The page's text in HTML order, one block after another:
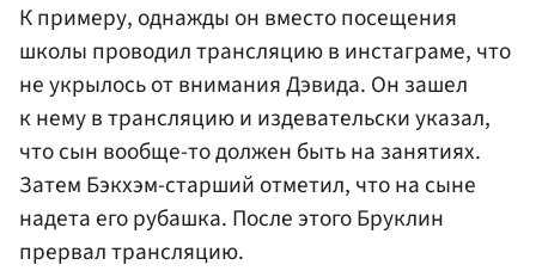
К примеру, однажды он вместо посещения
школы проводил трансляцию в инстаграме, что
не укрылось от внимания Дэвида. Он зашел
к нему в трансляцию и издевательски указал,
что сын вообще-то должен быть на занятиях.
Затем Бэкхэм-старший отметил, что на сыне
надета его рубашка. После этого Бруклин
прервал трансляцию.